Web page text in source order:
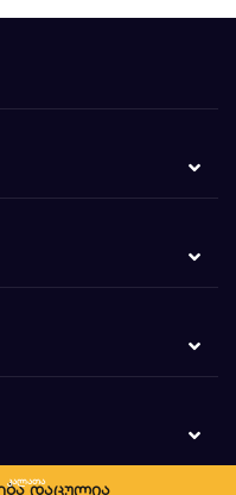
დაცულია
კალათა